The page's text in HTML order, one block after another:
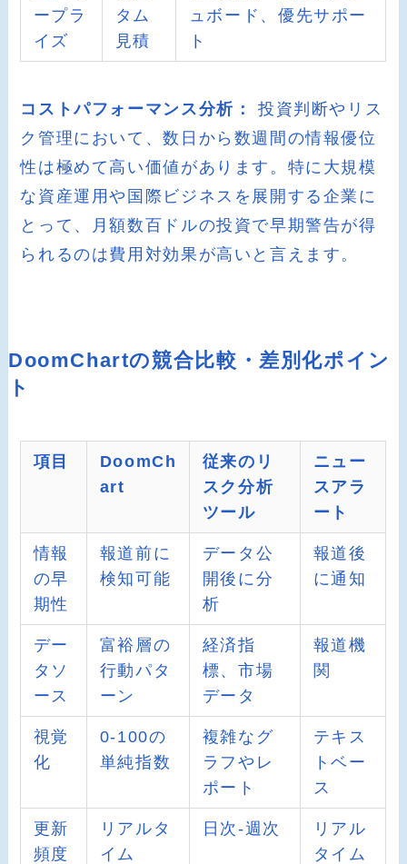
ープラ
イズ
タム
見積
ュボード、優先サポー
ト
コストパフォーマンス分析：
投資判断やリス
ク管理において、数日から数週間の情報優位
性は極めて高い価値があります。特に大規模
な資産運用や国際ビジネスを展開する企業に
とって、月額数百ドルの投資で早期警告が得
られるのは費用対効果が高いと言えます。
DoomChartの競合比較・差別化ポイン
ト
項目
DoomCh
art
従来のリ
スク分析
ツール
ニュー
スアラ
ート
情報
の早
期性
報道前に
検知可能
データ公
開後に分
析
報道後
に通知
デー
タソ
ース
富裕層の
行動パタ
ーン
経済指
標、市場
データ
報道機
関
視覚
化
0-100の
単純指数
複雑なグ
ラフやレ
ポート
テキス
トベー
ス
更新
頻度
リアルタ
イム
日次-週次
リアル
タイム